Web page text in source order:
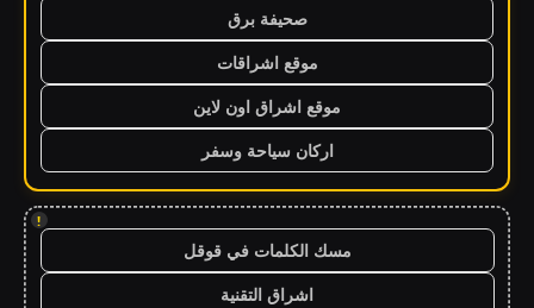
صحيفة برق
موقع اشراقات
موقع اشراق اون لاين
اركان سياحة وسفر
!
مسك الكلمات في قوقل
اشراق التقنية